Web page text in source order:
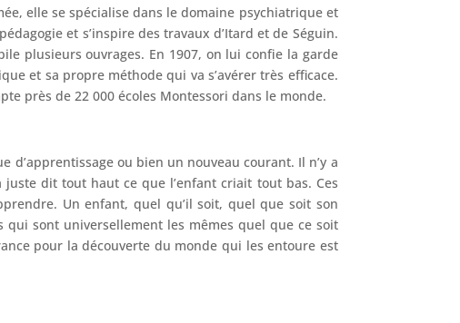
elle se spécialise dans le domaine psychiatrique et
et s’inspire des travaux d’Itard et de Séguin.
plusieurs ouvrages. En 1907, on lui confie la garde
et sa propre méthode qui va s’avérer très efficace.
près de 22 000 écoles Montessori dans le monde.
d’apprentissage ou bien un nouveau courant. Il n’y a
dit tout haut ce que l’enfant criait tout bas. Ces
Un enfant, quel qu’il soit, quel que soit son
qui sont universellement les mêmes quel que ce soit
pour la découverte du monde qui les entoure est